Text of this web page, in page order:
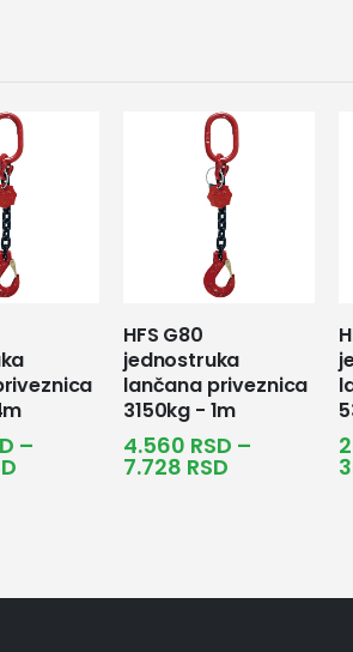
–
HFS G80
jednostruka
lančana priveznica
3150kg - 1m
4.560 RSD –
7.728 RSD